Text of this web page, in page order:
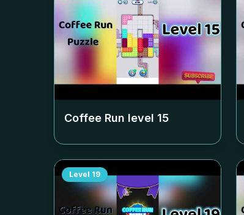
Coffee Run level 15
Level 19